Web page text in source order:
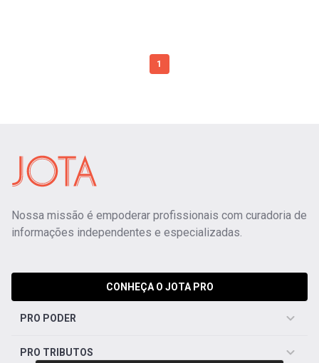
1
Nossa missão é empoderar profissionais com curadoria de
informações independentes e especializadas.
CONHEÇA O JOTA PRO
PRO PODER
PRO TRIBUTOS